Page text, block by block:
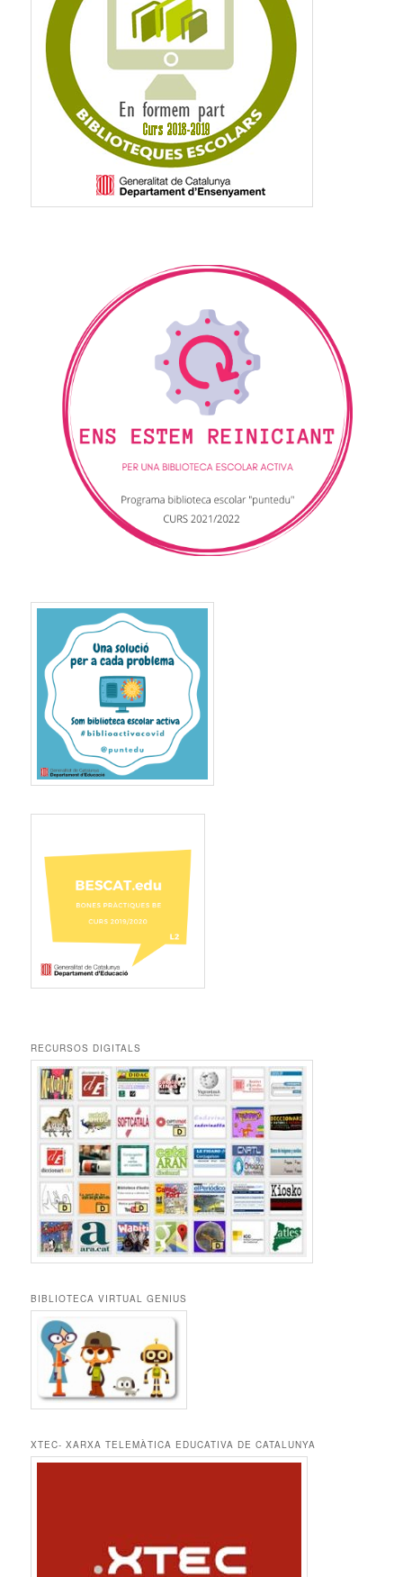
RECURSOS DIGITALS
BIBLIOTECA VIRTUAL GENIUS
XTEC- XARXA TELEMÀTICA EDUCATIVA DE CATALUNYA